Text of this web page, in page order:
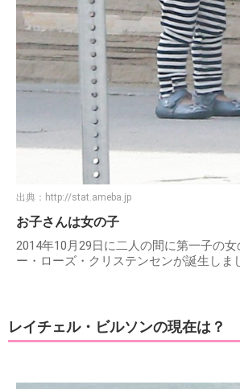
出典： http://stat.ameba.jp
お子さんは女の子
2014年10月29日に二人の間に第一子の
ー・ローズ・クリステンセンが誕生しま
レイチェル・ビルソンの現在は？